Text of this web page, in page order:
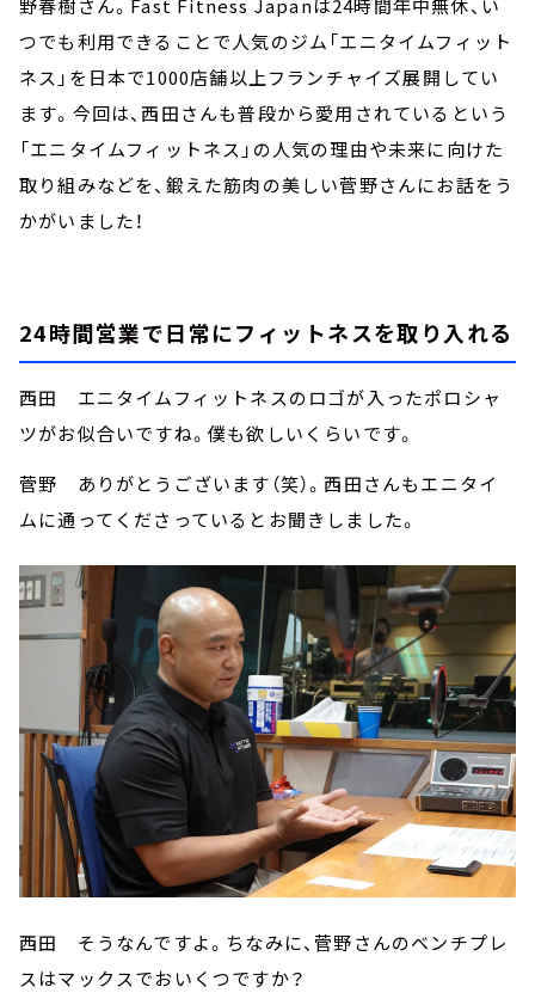
野春樹さん。Fast Fitness Japanは24時間年中無休、い
つでも利用できることで人気のジム「エニタイムフィット
ネス」を日本で1000店舗以上フランチャイズ展開してい
ます。今回は、西田さんも普段から愛用されているという
「エニタイムフィットネス」の人気の理由や未来に向けた
取り組みなどを、鍛えた筋肉の美しい菅野さんにお話をう
かがいました！
24時間営業で日常にフィットネスを取り入れる
西田 エニタイムフィットネスのロゴが入ったポロシャ
ツがお似合いですね。僕も欲しいくらいです。
菅野 ありがとうございます（笑）。西田さんもエニタイ
ムに通ってくださっているとお聞きしました。
西田 そうなんですよ。ちなみに、菅野さんのベンチプレ
スはマックスでおいくつですか？